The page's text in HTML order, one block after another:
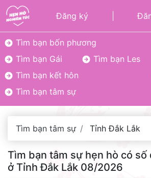
Đăng ký
Tìm bạn bốn phương
Tìm bạn Gái
Tìm bạn Les
Tìm bạn kết hôn
Tìm bạn tâm sự
Tìm bạn tâm sự Tỉnh Đắk Lắk
Tìm bạn tâm sự hẹn hò có số
ở Tỉnh Đắk Lắk 08/2026